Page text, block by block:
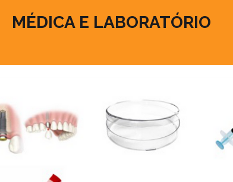
​MÉDICA E LABORATÓRIO